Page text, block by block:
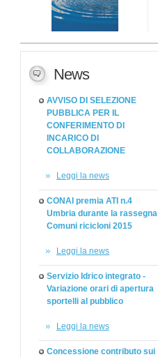
News
AVVISO DI SELEZIONE
PUBBLICA PER IL
CONFERIMENTO DI
INCARICO DI
COLLABORAZIONE
Leggi la news
CONAI premia ATI n.4
Umbria durante la rassegna
Comuni ricicloni 2015
Leggi la news
Servizio Idrico integrato -
Variazione orari di apertura
sportelli al pubblico
Leggi la news
Concessione contributo sui